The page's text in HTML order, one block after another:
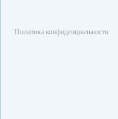
Политика конфиденциальности